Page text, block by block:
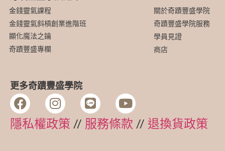
關於奇蹟豐盛學院
奇蹟豐盛學院服務
學員見證
商店
金錢靈氣課程
金錢靈氣斜槓創業進階班
顯化魔法之鑰
奇蹟豐盛專欄
更多奇蹟豐盛學院
隱私權政策 // 服務條款 // 退換貨政策